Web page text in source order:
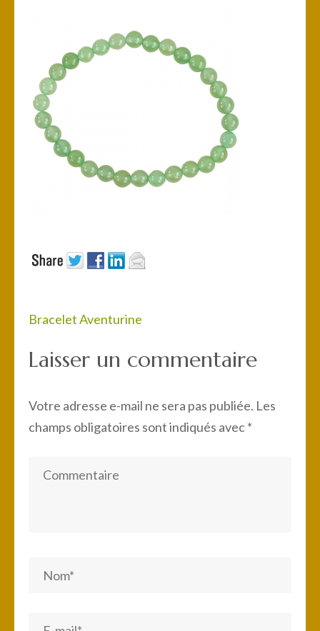
Navigation
l’article
Bracelet Aventurine
Laisser un commentaire
Votre adresse e-mail ne sera pas publiée. Les
champs obligatoires sont indiqués avec*